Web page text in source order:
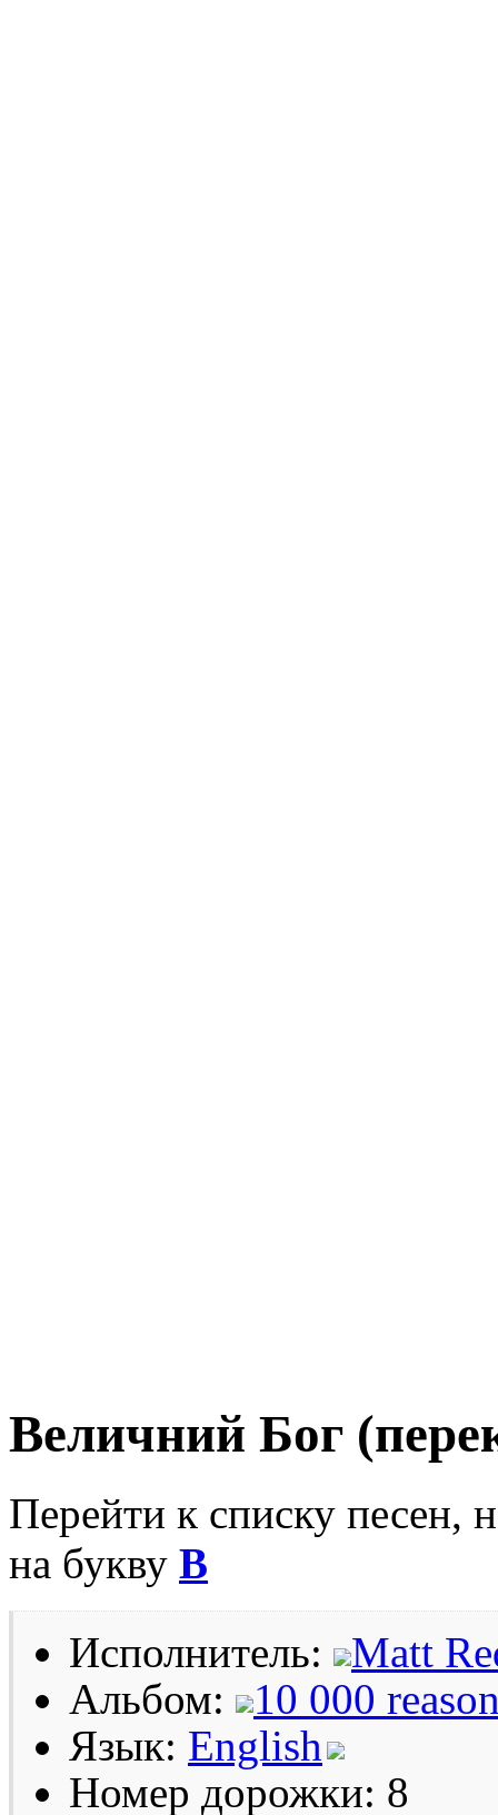
Величний Бог
Перейти к списку песен,
на букву В
Исполнитель:
Matt
Альбом:
10 000
Язык: English
Номер дорожки: 8